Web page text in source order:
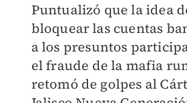
Puntualizó que la idea
bloquear las cuentas
a los presuntos
el fraude de la mafia
retomó de golpes al